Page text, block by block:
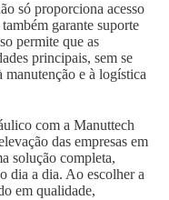
só proporciona acesso
garante suporte
permite que as
principais, sem se
manutenção e à logística
com a Manuttech
das empresas em
solução completa,
dia a dia. Ao escolher a
em qualidade,